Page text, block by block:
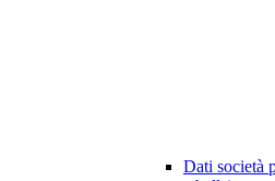
Dati società